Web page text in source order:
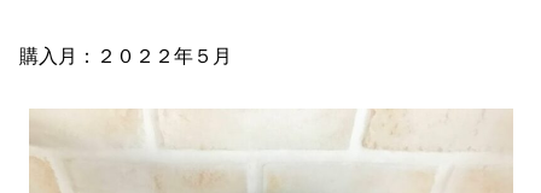
購入月：２０２２年５月